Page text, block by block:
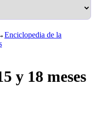
Enciclopedia de la
y 18 meses